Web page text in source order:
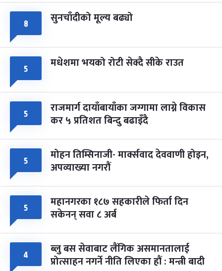
८ सुनचाँदीको मूल्य बढ्यो
५ मधेशमा भयको रोटी सेक्दै सीके राउत
५ राजमार्ग दायाँबायाँका जग्गामा लाग्ने विकास
कर ५ प्रतिशत बिन्दु बढाइँदै
५ मोहन तिम्सिनाजी- मार्क्सवाद देववाणी होइन,
अपव्याख्या नगरौं
५ महानगरका १८७ सहकारीले फिर्ता दिन
सकेनन् सवा ८ अर्ब
४ ब्लु बस सेवाबाट लैंगिक असमानतालाई
प्रोत्साहन नगर्ने नीति लिएका हौं : मन्त्री बादी